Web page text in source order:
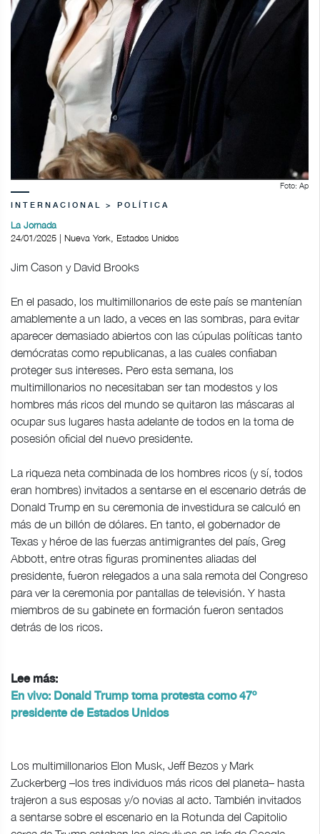
Foto: Ap
INTERNACIONAL > POLÍTICA
La Jornada
24/01/2025 | Nueva York, Estados Unidos
Jim Cason y David Brooks
En el pasado, los multimillonarios de este país se mantenían
amablemente a un lado, a veces en las sombras, para evitar
aparecer demasiado abiertos con las cúpulas políticas tanto
demócratas como republicanas, a las cuales confiaban
proteger sus intereses. Pero esta semana, los
multimillonarios no necesitaban ser tan modestos y los
hombres más ricos del mundo se quitaron las máscaras al
ocupar sus lugares hasta adelante de todos en la toma de
posesión oficial del nuevo presidente.
La riqueza neta combinada de los hombres ricos (y sí, todos
eran hombres) invitados a sentarse en el escenario detrás de
Donald Trump en su ceremonia de investidura se calculó en
más de un billón de dólares. En tanto, el gobernador de
Texas y héroe de las fuerzas antimigrantes del país, Greg
Abbott, entre otras figuras prominentes aliadas del
presidente, fueron relegados a una sala remota del Congreso
para ver la ceremonia por pantallas de televisión. Y hasta
miembros de su gabinete en formación fueron sentados
detrás de los ricos.
Lee más:
En vivo: Donald Trump toma protesta como 47º
presidente de Estados Unidos
Los multimillonarios Elon Musk, Jeff Bezos y Mark
Zuckerberg –los tres individuos más ricos del planeta– hasta
trajeron a sus esposas y/o novias al acto. También invitados
a sentarse sobre el escenario en la Rotunda del Capitolio